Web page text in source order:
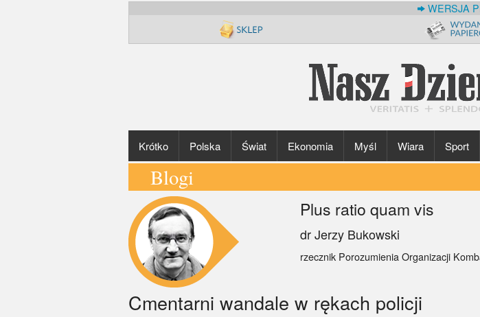
WERSJA
Krótko Polska Świat Ekonomia Myśl Wiara Sport
Blogi
Plus ratio quam vis
dr Jerzy Bukowski
rzecznik Porozumienia Organizacji
Cmentarni wandale w rękach policji